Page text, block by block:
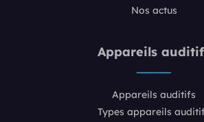
Nos actus
Appareils
Appareils auditifs
Types appareils